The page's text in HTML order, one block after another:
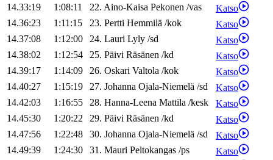
14.33:19
1:08:11 22. Aino-Kaisa Pekonen /vas
Katso
14.36:23
1:11:15 23. Pertti Hemmilä /kok
Katso
14.37:08
1:12:00 24. Lauri Lyly /sd
Katso
14.38:02
1:12:54 25. Päivi Räsänen /kd
Katso
14.39:17
1:14:09 26. Oskari Valtola /kok
Katso
14.40:27
1:15:19 27. Johanna Ojala-Niemelä /sd
Katso
14.42:03
1:16:55 28. Hanna-Leena Mattila /kesk
Katso
14.45:30
1:20:22 29. Päivi Räsänen /kd
Katso
14.47:56
1:22:48 30. Johanna Ojala-Niemelä /sd
Katso
14.49:39
1:24:30 31. Mauri Peltokangas /ps
Katso